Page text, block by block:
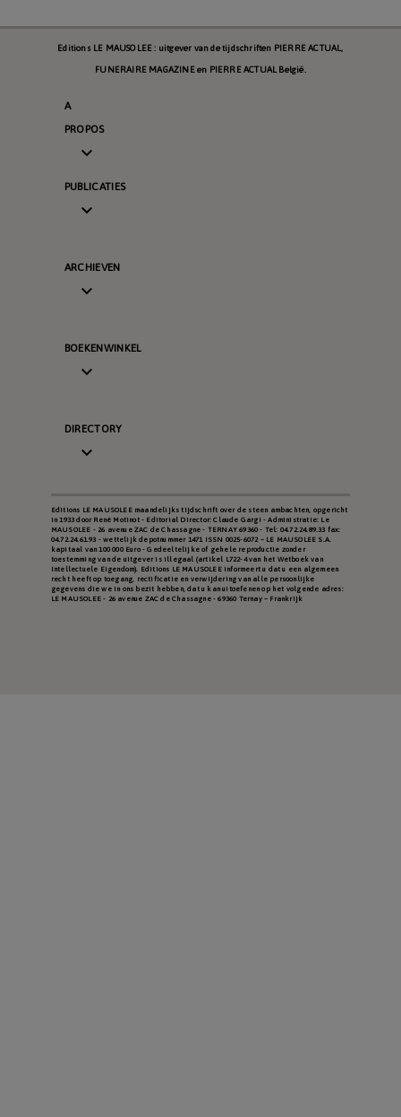
Editions LE MAUSOLEE : uitgever van de tijdschriften PIERRE ACTUAL,
FUNERAIRE MAGAZINE en PIERRE ACTUAL België.
A
PROPOS

PUBLICATIES

ARCHIEVEN

BOEKENWINKEL

DIRECTORY

Editions LE MAUSOLEE maandelijks tijdschrift over de steen ambachten, opgericht
in 1933 door René Motinot - Editorial Director: Claude Gargi - Administratie: Le
MAUSOLEE - 26 avenue ZAC de Chassagne - TERNAY 69360 - Tel: 04.72.24.89.33 fax:
04.72.24.61.93 - wettelijk depotnummer 1471 ISSN 0025-6072 – LE MAUSOLEE S.A.
kapitaal van 100 000 Euro - Gedeeltelijke of gehele reproductie zonder
toestemming van de uitgever is illegaal (artikel L722-4 van het Wetboek van
Intellectuele Eigendom). Editions LE MAUSOLEE informeert u dat u een algemeen
recht heeft op toegang, rectificatie en verwijdering van alle persoonlijke
gegevens die we in ons bezit hebben, dat u kan uitoefenen op het volgende adres:
LE MAUSOLEE - 26 avenue ZAC de Chassagne - 69360 Ternay – Frankrijk